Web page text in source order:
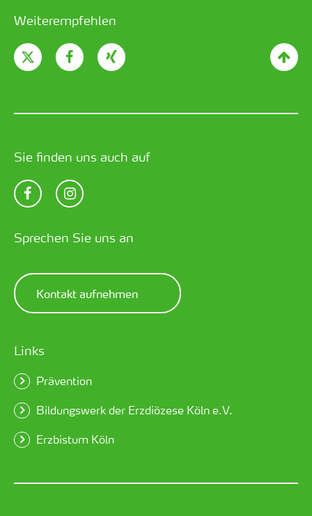
Weiterempfehlen
Sie finden uns auch auf
Sprechen Sie uns an
Kontakt aufnehmen
Links
Prävention
Bildungswerk der Erzdiözese Köln e.V.
Erzbistum Köln